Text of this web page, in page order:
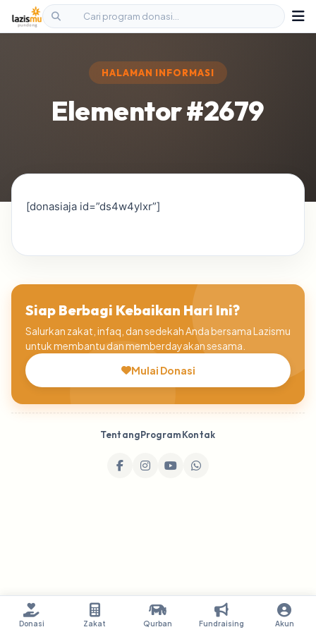
HALAMAN INFORMASI
Elementor #2679
[donasiaja id=”ds4w4ylxr”]
Siap Berbagi Kebaikan Hari Ini?
Salurkan zakat, infaq, dan sedekah Anda bersama Lazismu
untuk membantu dan memberdayakan sesama.
Mulai Donasi
TentangProgramKontak
Donasi Zakat Qurban Fundraising Akun